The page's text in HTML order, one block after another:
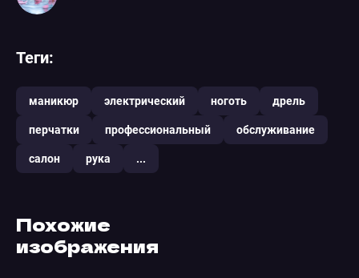
Теги:
маникюр электрический ноготь дрель
перчатки профессиональный обслуживание
салон рука ...
Похожие
изображения